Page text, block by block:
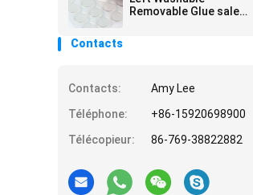
Removable Glue sale
Contacts
Contacts:
Amy Lee
Téléphone:
+86-15920698900
Télécopieur:
86-769-38822882